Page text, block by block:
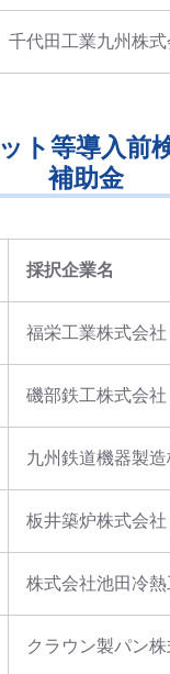
千代田工業九州株式
ト等導入前
補助金
採択企業名
福栄工業株式会社
磯部鉄工株式会社
九州鉄道機器製
板井築炉株式会社
株式会社池田冷熱
クラウン製パン